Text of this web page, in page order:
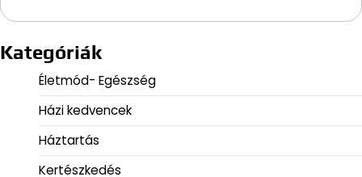
Kategóriák
Életmód- Egészség
Házi kedvencek
Háztartás
Kertészkedés